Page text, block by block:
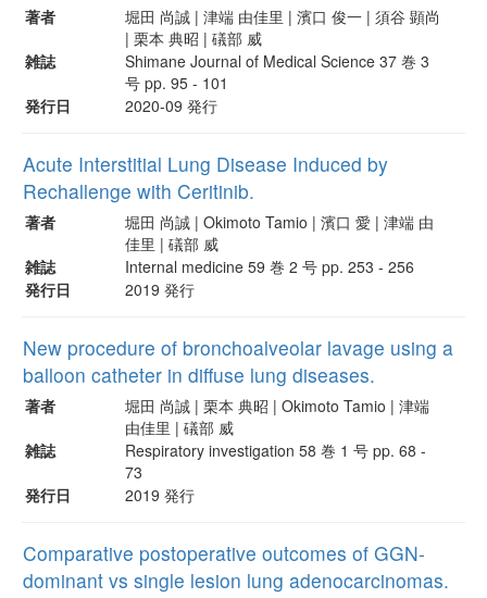
著者
堀田 尚誠 | 津端 由佳里 | 濱口 俊一 | 須谷 顕尚
| 栗本 典昭 | 礒部 威
雑誌
Shimane Journal of Medical Science 37 巻 3
号 pp. 95 - 101
発行日
2020-09 発行
Acute Interstitial Lung Disease Induced by
Rechallenge with Ceritinib.
著者
堀田 尚誠 | Okimoto Tamio | 濱口 愛 | 津端 由
佳里 | 礒部 威
雑誌
Internal medicine 59 巻 2 号 pp. 253 - 256
発行日
2019 発行
New procedure of bronchoalveolar lavage using a
balloon catheter in diffuse lung diseases.
著者
堀田 尚誠 | 栗本 典昭 | Okimoto Tamio | 津端
由佳里 | 礒部 威
雑誌
Respiratory investigation 58 巻 1 号 pp. 68 -
73
発行日
2019 発行
Comparative postoperative outcomes of GGN-
dominant vs single lesion lung adenocarcinomas.